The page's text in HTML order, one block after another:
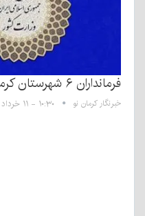
فرمانداران ۶ شهرستان کرمان صادر شد
خبرنگار کرمان نو ۱۰:۳۰ - ۱۱ خرداد ۱۴۰۱